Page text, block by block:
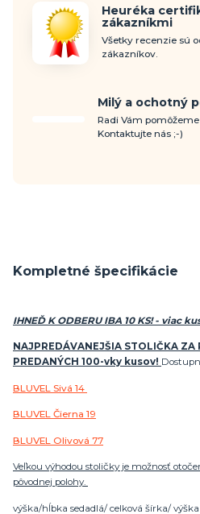
Heuréka
zákazníkmi
Všetky recenzie sú
zákazníkov.
Milý a ochotný
Radi Vám
Kontaktujte nás ;-)
Kompletné špecifikácie
IHNEĎ K ODBERU IBA 10 KS! - viac
NAJPREDÁVANEJŠIA STOLIČKA ZA
PREDANÝCH 100-vky kusov!
BLUVEL Sivá 14
BLUVEL Čierna 19
BLUVEL Olivová 77
Veľkou výhodou stoličky je možnosť
pôvodnej polohy.
výška/hĺbka sedadlá/ celková šírka/